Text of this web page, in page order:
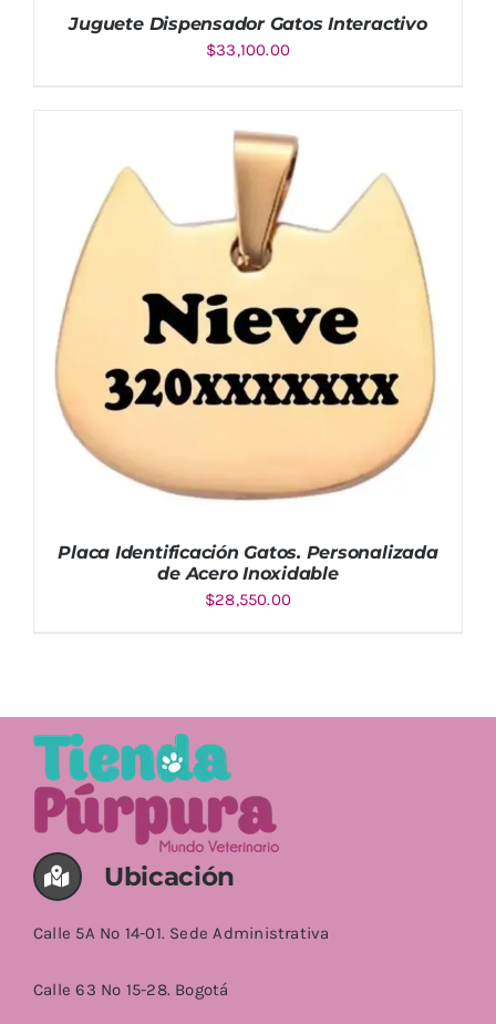
AÑADIR AL CARRITO
Juguete Dispensador Gatos Interactivo
$33,100.00
Placa Identificación Gatos. Personalizada
de Acero Inoxidable
$28,550.00
Ubicación
Calle 5A No 14-01. Sede Administrativa
Calle 63 No 15-28. Bogotá